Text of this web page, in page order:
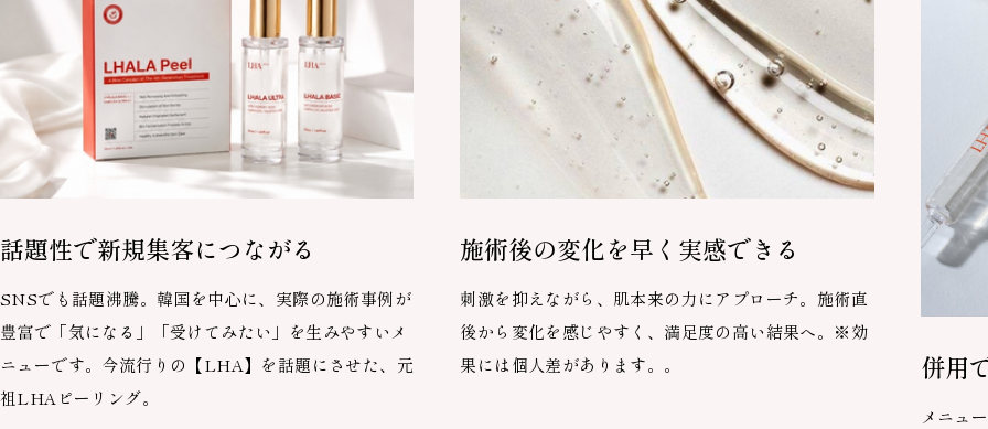
話題性で新規集客につながる
SNSでも話題沸騰。韓国を中心に、実際の施術事例が
豊富で「気になる」「受けてみたい」を生みやすいメ
ニューです。今流行りの【LHA】を話題にさせた、元
祖LHAピーリング。
施術後の変化を早く実感できる
刺激を抑えながら、肌本来の力にアプローチ。施術直
後から変化を感じやすく、満足度の高い結果へ。※効
果には個人差があります。。
併用
メニュ